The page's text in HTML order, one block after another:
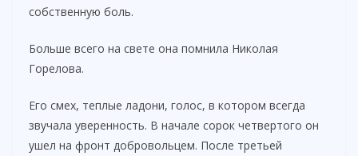
собственную боль.
Больше всего на свете она помнила Николая
Горелова.
Его смех, теплые ладони, голос, в котором всегда
звучала уверенность. В начале сорок четвертого он
ушел на фронт добровольцем. После третьей